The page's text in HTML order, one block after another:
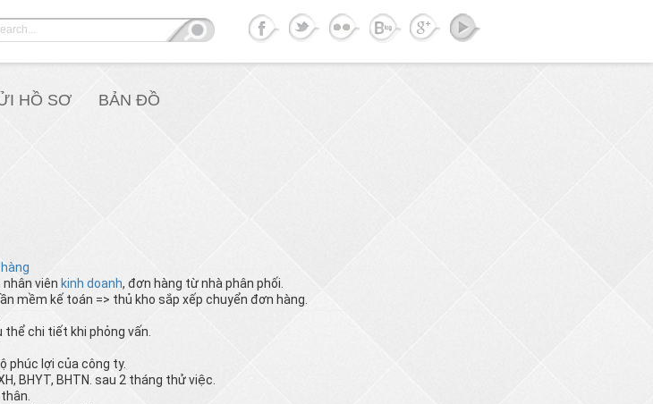
HỒ SƠ BẢN ĐỒ
viên kinh doanh, đơn hàng từ nhà phân phối.
mềm kế toán => thủ kho sắp xếp chuyển đơn hàng.
chi tiết khi phỏng vấn.
phúc lợi của công ty.
BHYT, BHTN. sau 2 tháng thử việc.